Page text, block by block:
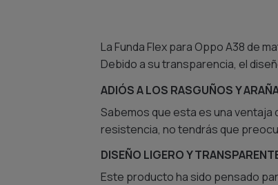
La Funda Flex para Oppo A38 de
Debido a su transparencia, el
ADIÓS A LOS RASGUÑOS Y
Sabemos que esta es una ventaja
resistencia, no tendrás que
DISEÑO LIGERO Y
Este producto ha sido pensado